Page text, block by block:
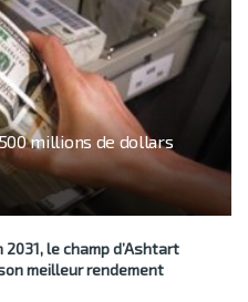
millions de dollars
2031, le champ d’Ashtart
meilleur rendement